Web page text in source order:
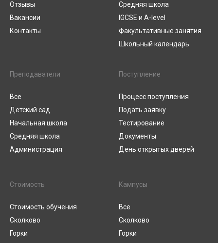
Отзывы
Вакансии
Контакты
Средняя школа
IGCSE и A-level
Факультативные занятия
Школьный календарь
Преподаватели
Все
Детский сад
Начальная школа
Средняя школа
Администрация
Поступление
Процесс поступления
Подать заявку
Тестирование
Документы
День открытых дверей
Стоимость
Стоимость обучения
Сколково
Горки
Кампусы
Все
Сколково
Горки